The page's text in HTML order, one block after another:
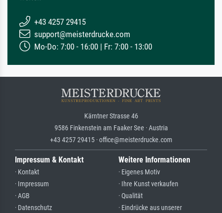
+43 4257 29415
support@meisterdrucke.com
Mo-Do: 7:00 - 16:00 | Fr: 7:00 - 13:00
Kärntner Strasse 46
9586 Finkenstein am Faaker See · Austria
+43 4257 29415 · office@meisterdrucke.com
Impressum & Kontakt
· Kontakt
· Impressum
· AGB
· Datenschutz
Weitere Informationen
· Eigenes Motiv
· Ihre Kunst verkaufen
· Qualität
· Eindrücke aus unserer